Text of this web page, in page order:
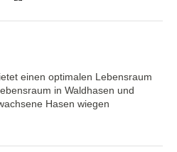
einen optimalen Lebensraum
in Waldhasen und
Hasen wiegen